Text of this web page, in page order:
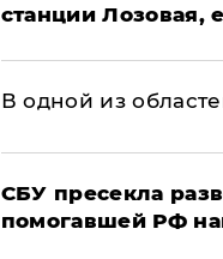
станции Лозовая,
В одной из
СБУ пресекла
помогавшей РФ